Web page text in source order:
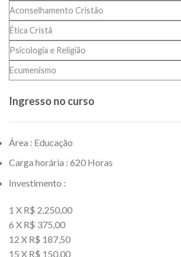
Aconselhamento Cristão
Ética Cristã
Psicologia e Religião
Ecumenismo
Ingresso no curso
Área : Educação
Carga horária : 620 Horas
Investimento :
1 X R$ 2.250,00
6 X R$ 375,00
12 X R$ 187,50
15 X R$ 150,00